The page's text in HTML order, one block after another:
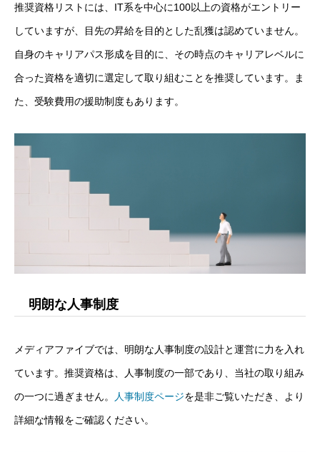
推奨資格リストには、IT系を中心に100以上の資格がエントリー
していますが、目先の昇給を目的とした乱獲は認めていません。
自身のキャリアパス形成を目的に、その時点のキャリアレベルに
合った資格を適切に選定して取り組むことを推奨しています。ま
た、受験費用の援助制度もあります。
明朗な人事制度
メディアファイブでは、明朗な人事制度の設計と運営に力を入れ
ています。推奨資格は、人事制度の一部であり、当社の取り組み
の一つに過ぎません。 人事制度ページを是非ご覧いただき、より
詳細な情報をご確認ください。